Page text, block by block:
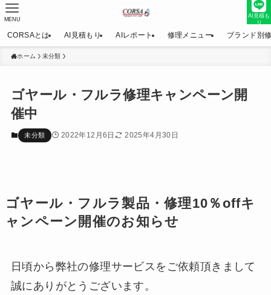
AI見積も
り
MENU
CORSAとは AI見積もり AIレポート 修理メニュー ブランド別
ホーム 未分類
ゴヤール・フルラ修理キャンペーン開
催中
未分類 2022年12月6日 2025年4月30日
ゴヤール・フルラ製品・修理10％offキ
ャンペーン開催のお知らせ
日頃から弊社の修理サービスをご依頼頂きまして
誠にありがとうございます。